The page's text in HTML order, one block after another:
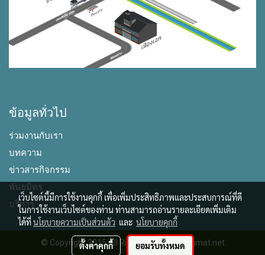
ข้อมูลทั่วไป
ร่วมงานกับเรา
บทความ
ข่าวสารกิจกรรม
พันธมิตร
บริการ
© Copyright 2015 All Rights Reserved. logmat.net
เว็บไซต์นี้มีการใช้งานคุกกี้ เพื่อเพิ่มประสิทธิภาพและประสบการณ์ที่ดี
ในการใช้งานเว็บไซต์ของท่าน ท่านสามารถอ่านรายละเอียดเพิ่มเติม
ได้ที่นโยบายความเป็นส่วนตัว และ นโยบายคุกกี้
ตั้งค่าคุกกี้ ยอมรับทั้งหมด